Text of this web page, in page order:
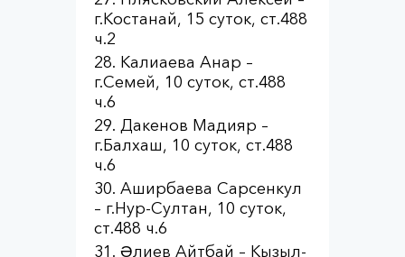
г.Костанай, 15 суток, ст.488
ч.2
Калиаева Анар –
г.Семей, 10 суток, ст.488
ч.6
Дакенов Мадияр –
г.Балхаш, 10 суток, ст.488
ч.6
Аширбаева Сарсенкул
– г.Нур-Султан, 10 суток,
ст.488 ч.6
Әлиев Айтбай – Кызыл-